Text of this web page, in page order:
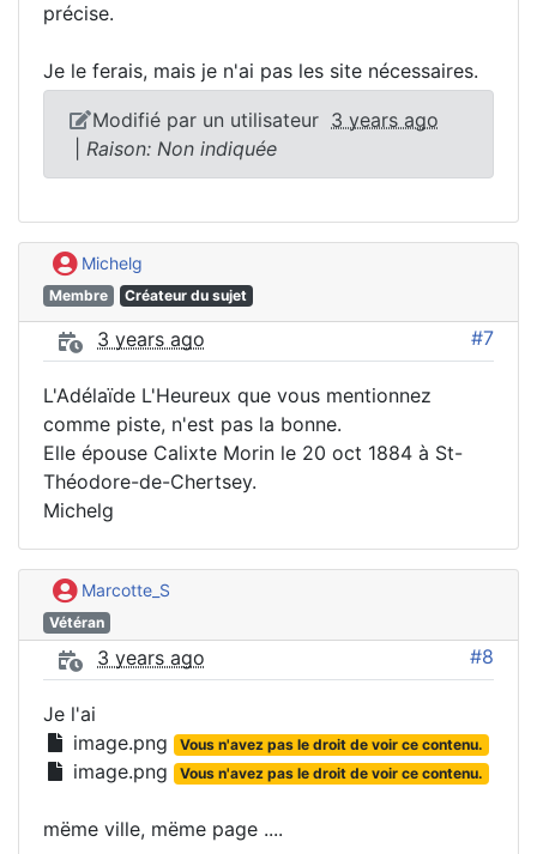
précise.
Je le ferais, mais je n'ai pas les site nécessaires.
Modifié par un utilisateur 3 years ago
Raison: Non indiquée
Michelg
Membre Créateur du sujet
3 years ago #7
L'Adélaïde L'Heureux que vous mentionnez
comme piste, n'est pas la bonne.
Elle épouse Calixte Morin le 20 oct 1884 à St-
Théodore-de-Chertsey.
Michelg
Marcotte_S
Vétéran
3 years ago #8
Je l'ai
image.png
Vous n'avez pas le droit de voir ce contenu.
image.png Vous n'avez pas le droit de voir ce contenu.
mëme ville, mëme page ....